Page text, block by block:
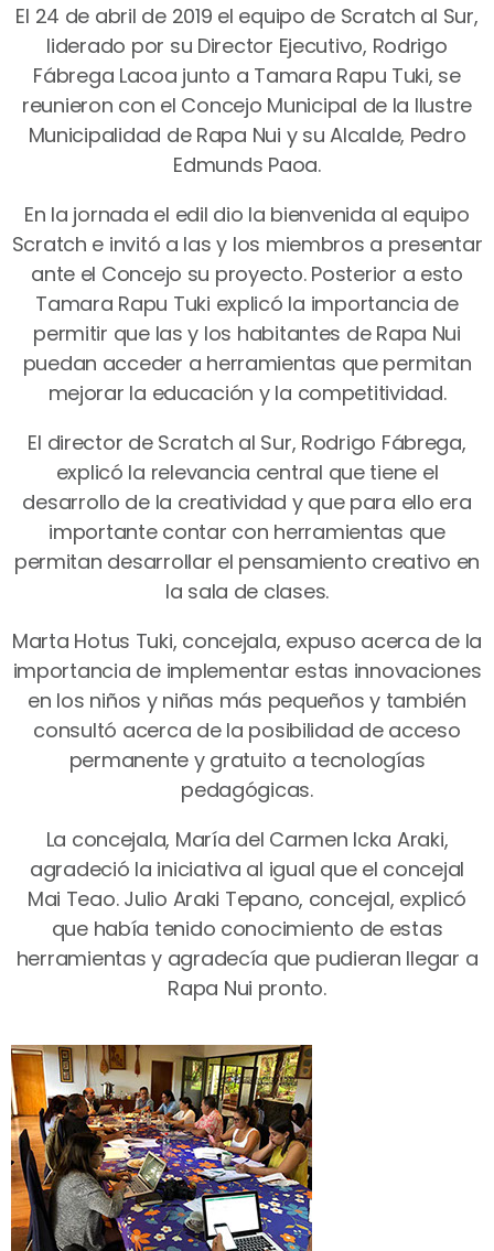
El 24 de abril de 2019 el equipo de Scratch al Sur,
liderado por su Director Ejecutivo, Rodrigo
Fábrega Lacoa junto a Tamara Rapu Tuki, se
reunieron con el Concejo Municipal de la Ilustre
Municipalidad de Rapa Nui y su Alcalde, Pedro
Edmunds Paoa.
En la jornada el edil dio la bienvenida al equipo
Scratch e invitó a las y los miembros a presentar
ante el Concejo su proyecto. Posterior a esto
Tamara Rapu Tuki explicó la importancia de
permitir que las y los habitantes de Rapa Nui
puedan acceder a herramientas que permitan
mejorar la educación y la competitividad.
El director de Scratch al Sur, Rodrigo Fábrega,
explicó la relevancia central que tiene el
desarrollo de la creatividad y que para ello era
importante contar con herramientas que
permitan desarrollar el pensamiento creativo en
la sala de clases.
Marta Hotus Tuki, concejala, expuso acerca de la
importancia de implementar estas innovaciones
en los niños y niñas más pequeños y también
consultó acerca de la posibilidad de acceso
permanente y gratuito a tecnologías
pedagógicas.
La concejala, María del Carmen Icka Araki,
agradeció la iniciativa al igual que el concejal
Mai Teao. Julio Araki Tepano, concejal, explicó
que había tenido conocimiento de estas
herramientas y agradecía que pudieran llegar a
Rapa Nui pronto.